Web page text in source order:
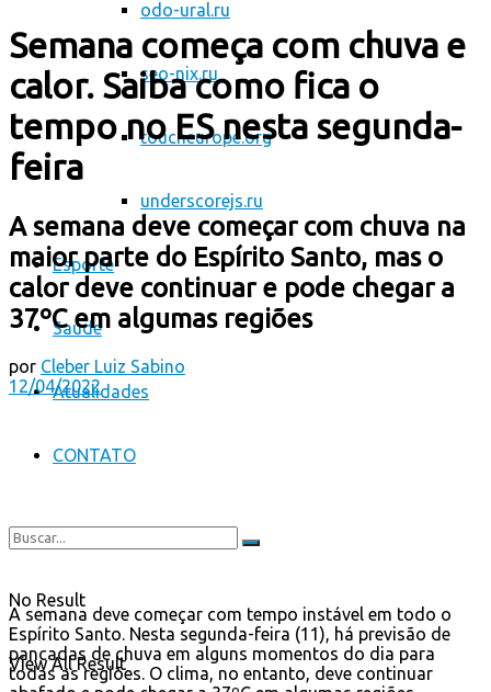
odo-ural.ru
seo-nix.ru
toucheurope.org
underscorejs.ru
Esporte
Saúde
Atualidades
CONTATO
No Result
View All Result
Semana começa com chuva e
calor. Saiba como fica o
tempo no ES nesta segunda-
feira
A semana deve começar com chuva na
maior parte do Espírito Santo, mas o
calor deve continuar e pode chegar a
37ºC em algumas regiões
por Cleber Luiz Sabino
12/04/2022
A semana deve começar com tempo instável em todo o
Espírito Santo. Nesta segunda-feira (11), há previsão de
pancadas de chuva em alguns momentos do dia para
todas as regiões. O clima, no entanto, deve continuar